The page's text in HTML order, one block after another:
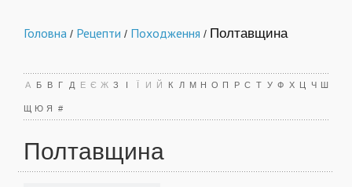
Головна / Рецепти / Походження / Полтавщина
А Б В Г Д Е Є Ж З І Ї И Й К Л М Н О П Р С Т У Ф Х Ц Ч Ш
Щ Ю Я #
Полтавщина